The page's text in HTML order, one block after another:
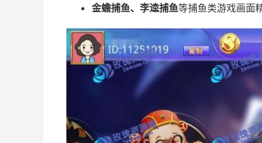
金蟾捕鱼、李逵捕鱼等捕鱼类游戏画面